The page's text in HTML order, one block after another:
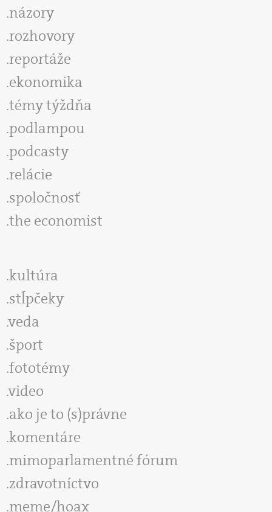
názory
rozhovory
reportáže
ekonomika
témy týždňa
podlampou
podcasty
relácie
spoločnosť
the economist
kultúra
stĺpčeky
veda
šport
fototémy
video
ako je to (s)právne
komentáre
mimoparlamentné fórum
zdravotníctvo
meme/hoax